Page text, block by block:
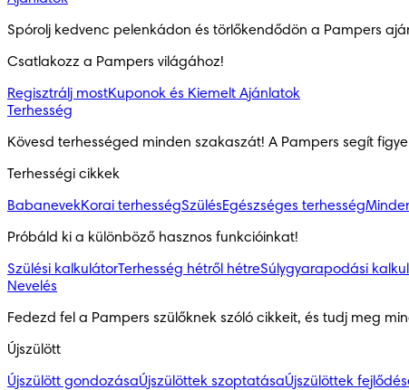
Spórolj kedvenc pelenkádon és törlőkendődön a Pampers
Csatlakozz a Pampers világához!
Regisztrálj mostKuponok és Kiemelt Ajánlatok
Terhesség
Kövesd terhességed minden szakaszát! A Pampers segít
Terhességi cikkek
BabanevekKorai terhességSzülésEgészséges terhesség
Próbáld ki a különböző hasznos funkcióinkat!
Szülési kalkulátorTerhesség hétről hétreSúlygyarapodási
Nevelés
Fedezd fel a Pampers szülőknek szóló cikkeit, és tudj meg
Újszülött
Újszülött gondozásaÚjszülöttek szoptatásaÚjszülöttek